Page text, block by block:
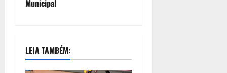
Municipal
LEIA TAMBÉM: